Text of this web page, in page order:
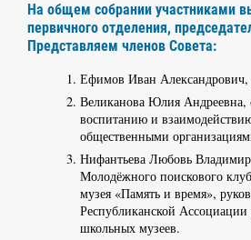
На общем собрании участниками
первичного отделения,
Представляем членов Совета:
Ефимов Иван Александрович,
Великанова Юлия Андреевна,
воспитанию и
общественными
Нифантьева Любовь
Молодёжного поискового
музея «Память и время»,
Республиканской Ассоциации
школьных музеев.